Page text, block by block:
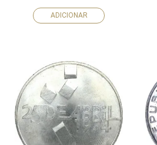
ADICIONAR